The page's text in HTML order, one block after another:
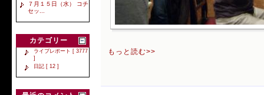
７月１５日（水） コチ
セッ...
カテゴリー
ライブレポート [ 3777
]
日記 [ 12 ]
もっと読む>>